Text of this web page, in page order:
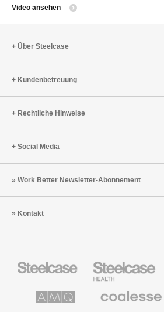
Video ansehen
Über Steelcase
Kundenbetreuung
Rechtliche Hinweise
Social Media
Work Better Newsletter-Abonnement
Kontakt
Büromöbel
Health
Solutions
Büromöbel